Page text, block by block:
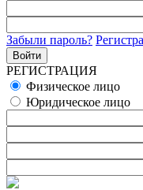
Забыли пароль?
РЕГИСТРАЦИЯ
Физическое лицо
Юридическое лицо